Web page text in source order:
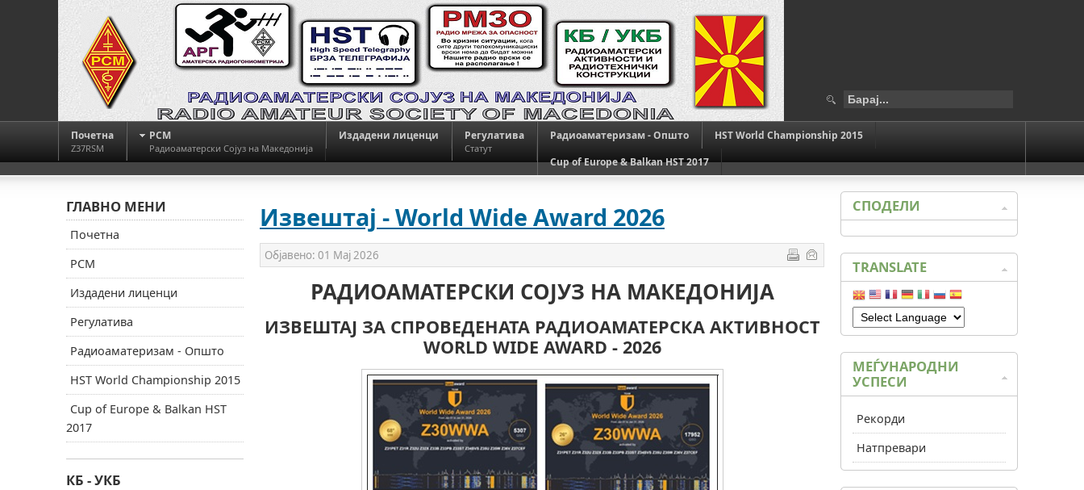
Почетна
Z37RSM
РСМ
Радиоаматерски Сојуз на Македонија
Издадени лиценци Регулатива
Статут
Радиоаматеризам - Општо
HST World Championship 2015
Cup of Europe & Balkan HST 2017
Извештај - World Wide Award 2026
Објавено: 01 Мај 2026
РАДИОАМАТЕРСКИ СОЈУЗ НА МАКЕДОНИЈА
ИЗВЕШТАЈ ЗА СПРОВЕДЕНАТА РАДИОАМАТЕРСКА АКТИВНОСТ
WORLD WIDE AWARD - 2026
ГЛАВНО МЕНИ
Почетна
РСМ
Издадени лиценци
Регулатива
Радиоаматеризам - Општо
HST World Championship 2015
Cup of Europe & Balkan HST
2017
КБ - УКБ
СПОДЕЛИ
TRANSLATE
МЕЃУНАРОДНИ
УСПЕСИ
Рекорди
Натпревари